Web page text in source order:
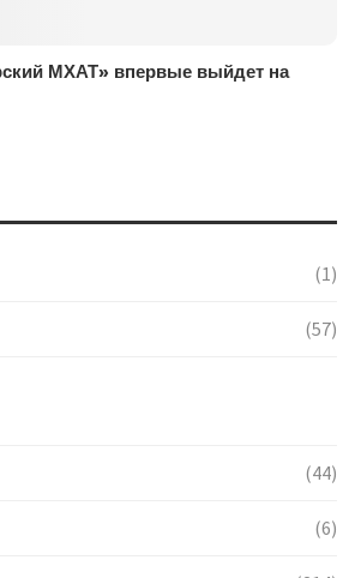
МХАТ» впервые выйдет на
(1)
(57)
(44)
(6)